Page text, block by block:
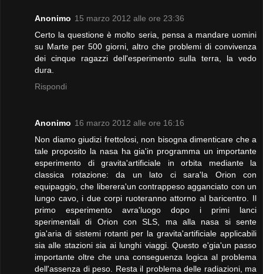
Anonimo 15 marzo 2012 alle ore 23:36
Certo la questione è molto seria, pensa a mandare uomini
su Marte per 500 giorni, altro che problemi di convivenza
dei cinque ragazzi dell'esperimento sulla terra, la vedo
dura.
Rispondi
Anonimo 16 marzo 2012 alle ore 16:16
Non diamo giudizi frettolosi, non bisogna dimenticare che a
tale proposito la nasa ha gia'in programma un importante
esperimento di gravita'artificiale in orbita mediante la
classica rotazione: da un lato ci sara'la Orion con
equipaggio, che liberera'un contrappeso agganciato con un
lungo cavo, i due corpi ruoteranno attorno al baricentro. Il
primo esperimento avra'luogo dopo i primi lanci
sperimentali di Orion con SLS, ma alla nasa si sente
gia'aria di sistemi rotanti per la gravita'artificiale applicabili
sia alle stazioni sia ai lunghi viaggi. Questo e'gia'un passo
importante oltre che una conseguenza logica al problema
dell'assenza di peso. Resta il problema delle radiazioni, ma